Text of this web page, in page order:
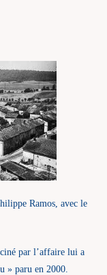
Ramos, avec le
par l’affaire lui a
» paru en 2000.